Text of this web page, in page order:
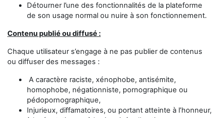
Détourner l’une des fonctionnalités de la plateforme
de son usage normal ou nuire à son fonctionnement.
Contenu publié ou diffusé :
Chaque utilisateur s’engage à ne pas publier de contenus
ou diffuser des messages :
A caractère raciste, xénophobe, antisémite,
homophobe, négationniste, pornographique ou
pédopornographique,
Injurieux, diffamatoires, ou portant atteinte à l’honneur,